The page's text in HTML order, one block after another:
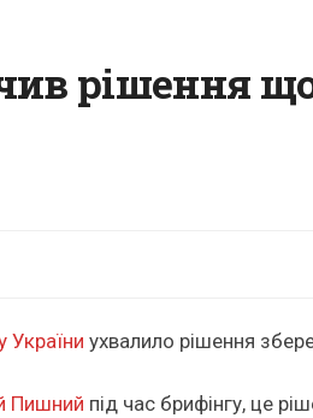
рішення
України ухвалило рішення
Пишний під час брифінгу, це